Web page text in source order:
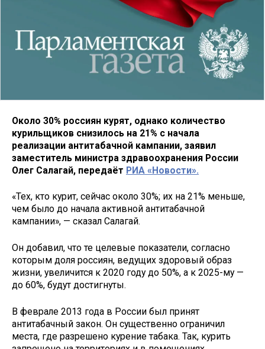
Около 30% россиян курят, однако количество
курильщиков снизилось на 21% с начала
реализации антитабачной кампании, заявил
заместитель министра здравоохранения России
Олег Салагай, передаёт РИА «Новости».
«Тех, кто курит, сейчас около 30%; их на 21% меньше,
чем было до начала активной антитабачной
кампании», — сказал Салагай.
Он добавил, что те целевые показатели, согласно
которым доля россиян, ведущих здоровый образ
жизни, увеличится к 2020 году до 50%, а к 2025-му —
до 60%, будут достигнуты.
В феврале 2013 года в России был принят
антитабачный закон. Он существенно ограничил
места, где разрешено курение табака. Так, курить